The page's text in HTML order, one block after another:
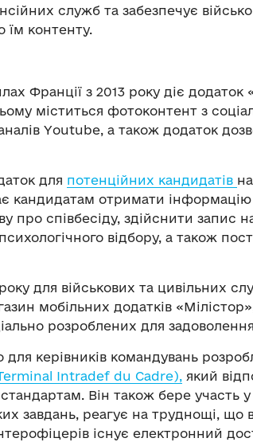
служб та забезпечує
їм контенту.
Франції з 2013 року діє додаток
міститься фотоконтент з
Youtube, а також додаток
для потенційних кандидатів
кандидатам отримати інформацію
про співбесіду, здійснити запис
відбору, а також
для військових та цивільних
мобільних додатків
розроблених для
керівників командувань
Intradef du Cadre), який
Він також бере участь
завдань, реагує на труднощі, що
існує електронний